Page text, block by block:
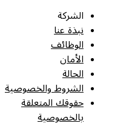
الشركة
نبذة عنا
الوظائف
الأمان
الحالة
الشروط والخصوصية
حقوقك المتعلقة
بالخصوصية